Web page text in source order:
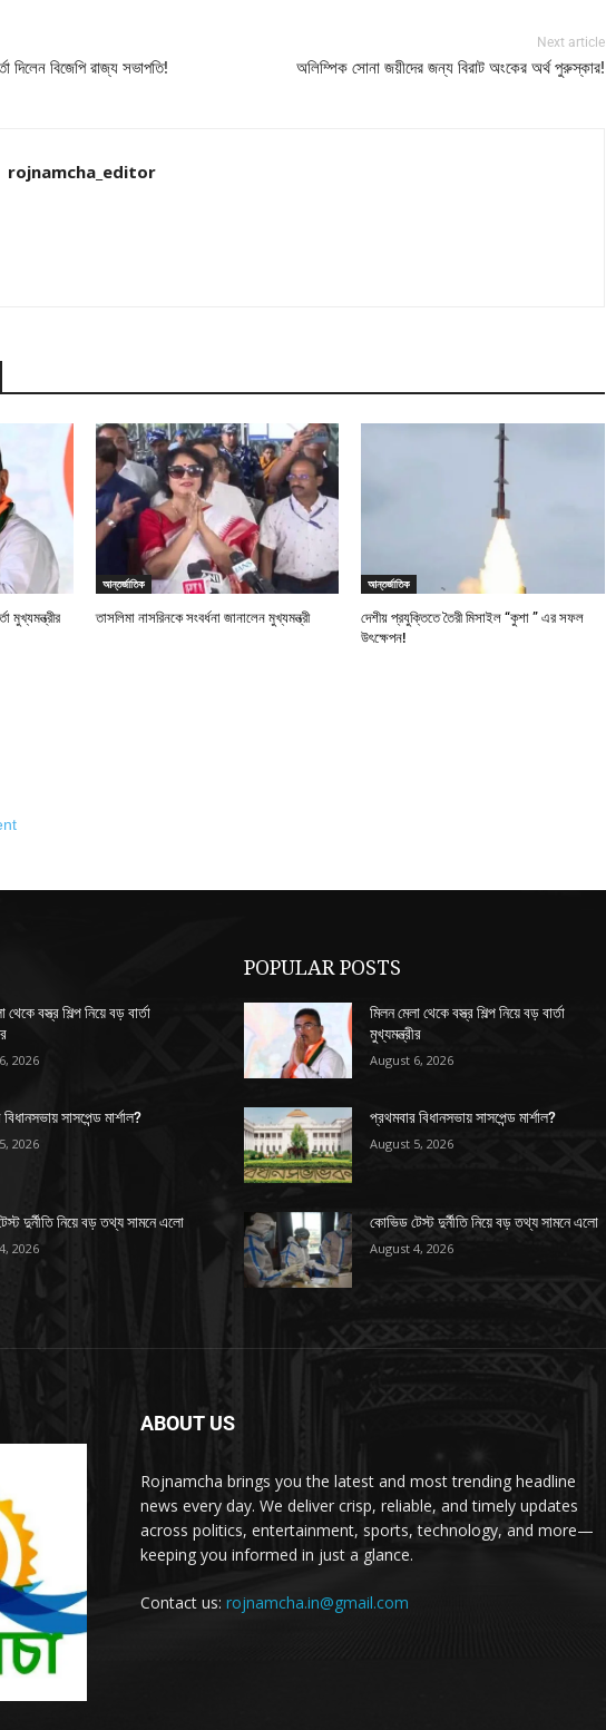
দিলেন বিজেপি রাজ্য সভাপতি!
Next article
অলিম্পিক সোনা জয়ীদের জন্য বিরাট অংকের অর্থ পুরুস্কার!
rojnamcha_editor
মুখ্যমন্ত্রীর
আন্তর্জাতিক
তাসলিমা নাসরিনকে সংবর্ধনা জানালেন মুখ্যমন্ত্রী
আন্তর্জাতিক
দেশীয় প্রযুক্তিতে তৈরী মিসাইল “কুশা ” এর সফল
উৎক্ষেপন!
থেকে বস্ত্র শিল্প নিয়ে বড় বার্তা
2026
সাসপেন্ড মার্শাল?
2026
দুর্নীতি নিয়ে বড় তথ্য সামনে এলো
2026
POPULAR POSTS
মিলন মেলা থেকে বস্ত্র শিল্প নিয়ে বড় বার্তা
মুখ্যমন্ত্রীর
August 6, 2026
প্রথমবার বিধানসভায় সাসপেন্ড মার্শাল?
August 5, 2026
কোভিড টেস্ট দুর্নীতি নিয়ে বড় তথ্য সামনে এলো
August 4, 2026
ABOUT US
Rojnamcha brings you the latest and most trending headline
news every day. We deliver crisp, reliable, and timely updates
across politics, entertainment, sports, technology, and more—
keeping you informed in just a glance.
Contact us: rojnamcha.in@gmail.com